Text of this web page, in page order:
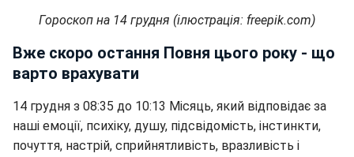
Гороскоп на 14 грудня (ілюстрація: freepik.com)
Вже скоро остання Повня цього року - що
варто врахувати
14 грудня з 08:35 до 10:13 Місяць, який відповідає за
наші емоції, психіку, душу, підсвідомість, інстинкти,
почуття, настрій, сприйнятливість, вразливість і